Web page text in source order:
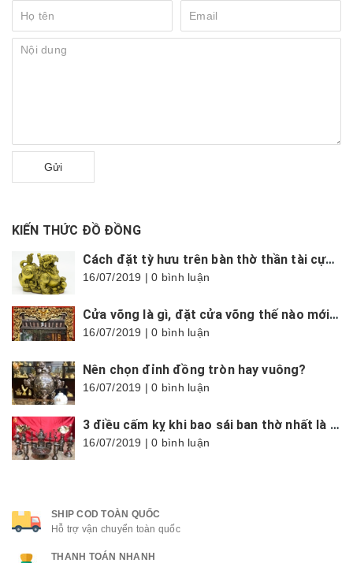
Gửi
KIẾN THỨC ĐỒ ĐỒNG
Cách đặt tỳ hưu trên bàn thờ thần tài cực chuẩn, hợp phong thủy
16/07/2019 | 0 bình luận
Cửa võng là gì, đặt cửa võng thế nào mới đúng?
16/07/2019 | 0 bình luận
Nên chọn đỉnh đồng tròn hay vuông?
16/07/2019 | 0 bình luận
3 điều cấm kỵ khi bao sái ban thờ nhất là trong tháng cô hồn
16/07/2019 | 0 bình luận
SHIP COD TOÀN QUỐC
Hỗ trợ vận chuyển toàn quốc
THANH TOÁN NHANH